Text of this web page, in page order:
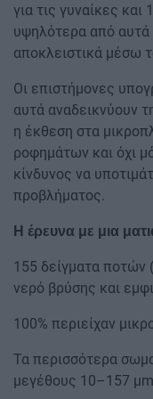
για τις γυναίκες
υψηλότερα από αυτά
αποκλειστικά μέσω
Οι επιστήμονες
αυτά αναδεικνύουν
η έκθεση στα
ροφημάτων και όχι
κίνδυνος να
προβλήματος.
Η έρευνα με μια
155 δείγματα ποτών
νερό βρύσης και
100% περιείχαν
Τα περισσότερα
μεγέθους 10–157 μm